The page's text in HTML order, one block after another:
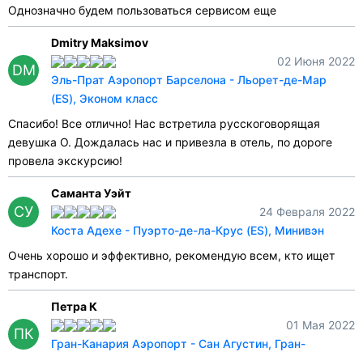
Однозначно будем пользоваться сервисом еще
DM
Dmitry Maksimov
02 Июня 2022
Эль-Прат Аэропорт Барселона - Льорет-де-Мар
(ES), Эконом класс
Спасибо! Все отлично! Нас встретила русскоговорящая
девушка О. Дождалась нас и привезла в отель, по дороге
провела экскурсию!
СУ
Саманта Уэйт
24 Февраля 2022
Коста Адехе - Пуэрто-де-ла-Крус (ES), Минивэн
Очень хорошо и эффективно, рекомендую всем, кто ищет
транспорт.
ПК
Петра К
01 Мая 2022
Гран-Канария Аэропорт - Сан Агустин, Гран-